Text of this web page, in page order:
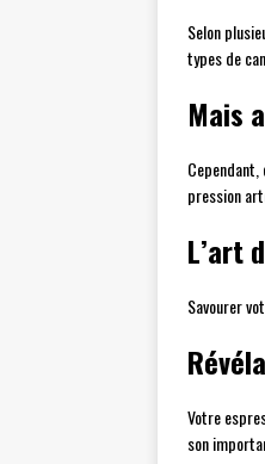
Selon
types de
Mais
pression
L’art
Savourer
Votre
son